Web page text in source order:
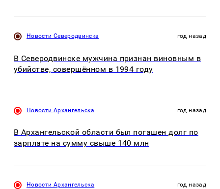
Новости Северодвинска год назад
В Северодвинске мужчина признан виновным в
убийстве, совершённом в 1994 году
Новости Архангельска год назад
В Архангельской области был погашен долг по
зарплате на сумму свыше 140 млн
Новости Архангельска год назад